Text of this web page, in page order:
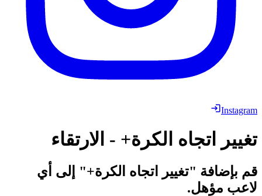
Instagram
تغيير اتجاه الكرة+ - الارتقاء
قم بإضافة "تغيير اتجاه الكرة+" إلى أي
لاعب مؤهل.